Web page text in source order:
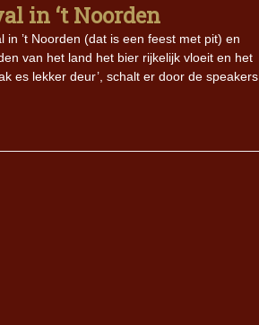
in ‘t Noorden
’t Noorden (dat is een feest met pit) en
van het land het bier rijkelijk vloeit en het
es lekker deur’, schalt er door de speakers